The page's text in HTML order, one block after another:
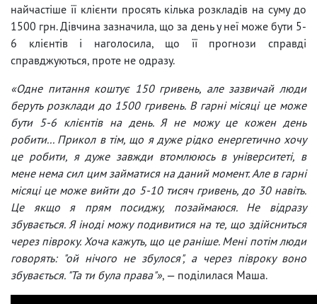
найчастіше її клієнти просять кілька розкладів на суму до
1500 грн. Дівчина зазначила, що за день у неї може бути 5-
6 клієнтів і наголосила, що її прогнози справді
справджуються, проте не одразу.
«Одне питання коштує 150 гривень, але зазвичай люди
беруть розклади до 1500 гривень. В гарні місяці це може
бути 5-6 клієнтів на день. Я не можу це кожен день
робити... Прикол в тім, що я дуже рідко енергетично хочу
це робити, я дуже завжди втомлююсь в університеті, в
мене нема сил цим займатися на даний момент. Але в гарні
місяці це може вийти до 5-10 тисяч гривень, до 30 навіть.
Це якщо я прям посиджу, позаймаюся. Не відразу
збувається. Я іноді можу подивитися на те, що здійсниться
через півроку. Хоча кажуть, що це раніше. Мені потім люди
говорять: "ой нічого не збулося", а через півроку воно
збувається. "Та ти була права"», — поділилася Маша.